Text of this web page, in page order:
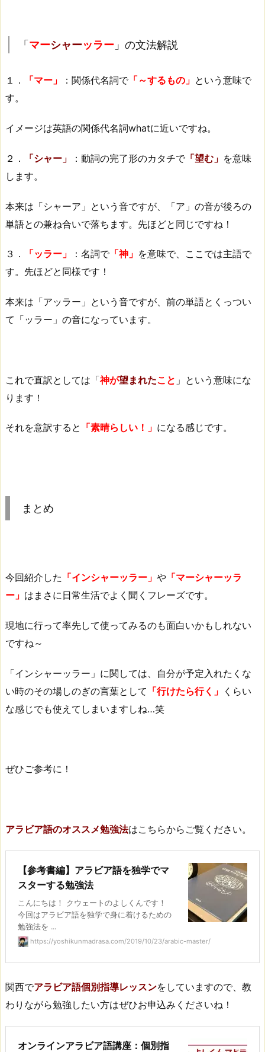
「 マーシャーッラー 」の文法解説
１． 「マー」 ：関係代名詞で「～するもの」 という意味で
す。
イメージは英語の関係代名詞whatに近いですね。
２． 「シャー」 ：動詞の完了形のカタチで「望む」 を意味
します。
本来は「シャーア」という音ですが、「ア」の音が後ろの
単語との兼ね合いで落ちます。先ほどと同じですね！
３． 「ッラー」 ：名詞で「神」 を意味で、ここでは主語で
す。先ほどと同様です！
本来は「アッラー」という音ですが、前の単語とくっつい
て「ッラー」の音になっています。
これで直訳としては「神が望まれたこと 」という意味にな
ります！
それを意訳すると 「素晴らしい！」 になる感じです。
まとめ
今回紹介した 「インシャーッラー」 や 「マーシャーッラ
ー」 はまさに日常生活でよく聞くフレーズです。
現地に行って率先して使ってみるのも面白いかもしれない
ですね～
「インシャーッラー」に関しては、自分が予定入れたくな
い時のその場しのぎの言葉として 「行けたら行く」 くらい
な感じでも使えてしまいますしね…笑
ぜひご参考に！
アラビア語のオススメ勉強法はこちらからご覧ください。
【参考書編】アラビア語を独学でマ
スターする勉強法
こんにちは！ クウェートのよしくんです！
今回はアラビア語を独学で身に着けるための
勉強法を ...
https://yoshikunmadrasa.com/2019/10/23/arabic-master/
関西でアラビア語個別指導レッスンをしていますので、教
わりながら勉強したい方はぜひお申込みくださいね！
オンラインアラビア語講座：個別指